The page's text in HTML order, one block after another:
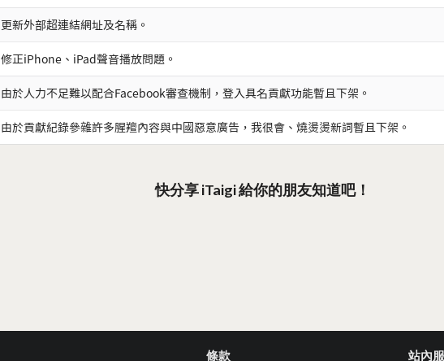
更新外部超連結網址及名稱。
修正iPhone、iPad聲音播放問題。
由於人力不足難以配合Facebook審查機制，登入具名貢獻功能暫且下架。
由於貢獻紀錄參雜許多腥羶內容與中國惡意廣告，我很會、燒燙燙新詞暫且下架。
快分享 iTaigi 給你的朋友知道吧！
條款 站內